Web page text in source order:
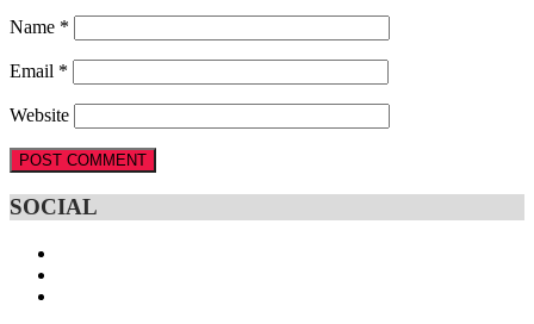
Name *
Email *
Website
SOCIAL